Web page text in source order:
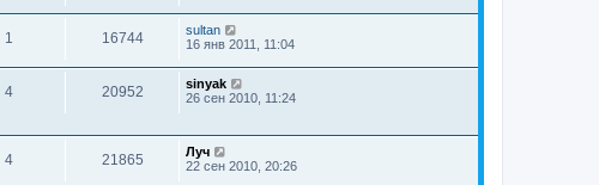
1 16744
sultan
16 янв 2011, 11:04
4 20952
sinyak
26 сен 2010, 11:24
4 21865
Луч
22 сен 2010, 20:26